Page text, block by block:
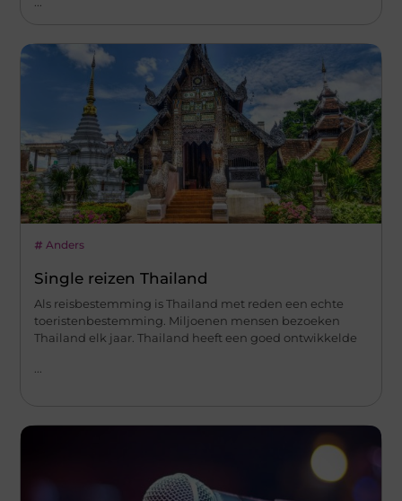
Anders
Single reizen Thailand
Als reisbestemming is Thailand met reden een echte
toeristenbestemming. Miljoenen mensen bezoeken
Thailand elk jaar. Thailand heeft een goed ontwikkelde